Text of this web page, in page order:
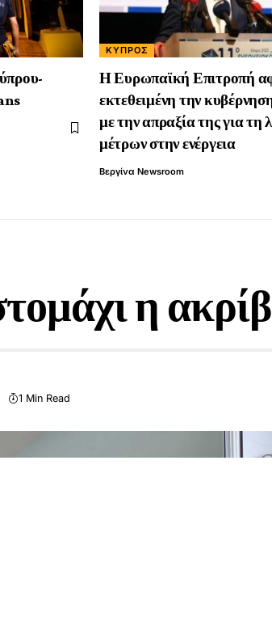
ΚΎΠΡΟΣ
Η Ευρωπαϊκή Επιτροπή
εκτεθειμένη την
με την απραξία της για τη
μέτρων στην ενέργεια
Βεργίνα Newsroom
η
1 Min Read